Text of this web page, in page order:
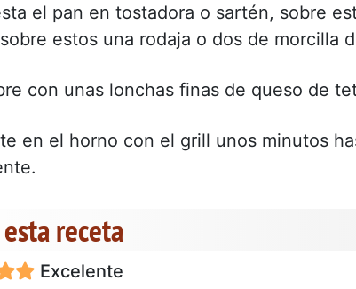
el pan en tostadora o sartén, sobre
estos una rodaja o dos de morcilla
con unas lonchas finas de queso de
en el horno con el grill unos minutos
receta
Excelente